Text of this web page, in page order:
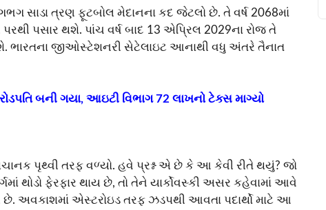
સાડા ત્રણ ફૂટબોલ મેદાનના કદ જેટલો છે. તે વર્ષ 2068માં
પસાર થશે. પાંચ વર્ષ બાદ 13 એપ્રિલ 2029ના રોજ તે
ભારતના જીઓસ્ટેશનરી સેટેલાઇટ આનાથી વધુ અંતરે તૈનાત
કરોડપતિ બની ગયા, આઇટી વિભાગ 72 લાખનો ટેક્સ માગ્યો
પૃથ્વી તરફ વળ્યો. હવે પ્રશ્ન એ છે કે આ કેવી રીતે થયું? જો
થોડો ફેરફાર થાય છે, તો તેને યાર્કોવસ્કી અસર કહેવામાં આવે
અવકાશમાં એસ્ટરોઇડ તરફ ઝડપથી આવતા પદાર્થો માટે આ